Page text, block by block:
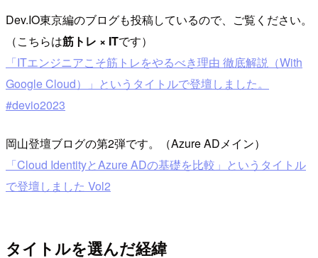
Dev.IO東京編のブログも投稿しているので、ご覧ください。
（こちらは筋トレ × ITです）
「ITエンジニアこそ筋トレをやるべき理由 徹底解説（With
Google Cloud）」というタイトルで登壇しました。
#devio2023
岡山登壇ブログの第2弾です。（Azure ADメイン）
「Cloud IdentityとAzure ADの基礎を比較」というタイトル
で登壇しました Vol2
タイトルを選んだ経緯